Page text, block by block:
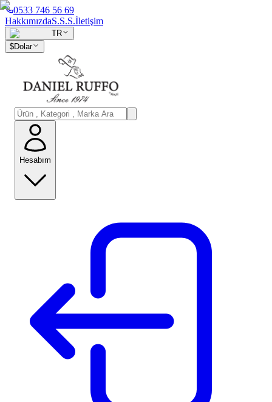
0533 746 56 69
HakkımızdaS.S.S.İletişim
TR
$Dolar
Hesabım